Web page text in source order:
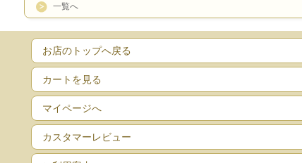
一覧へ
お店のトップへ戻る
カートを見る
マイページへ
カスタマーレビュー